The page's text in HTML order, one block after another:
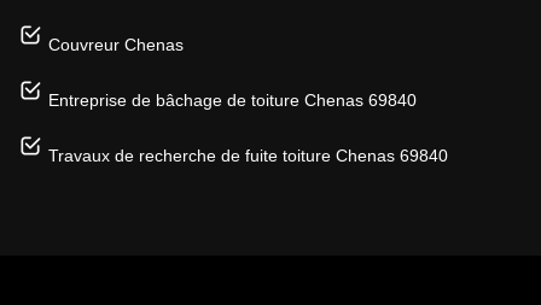
Couvreur Chenas
Entreprise de bâchage de toiture Chenas 69840
Travaux de recherche de fuite toiture Chenas 69840